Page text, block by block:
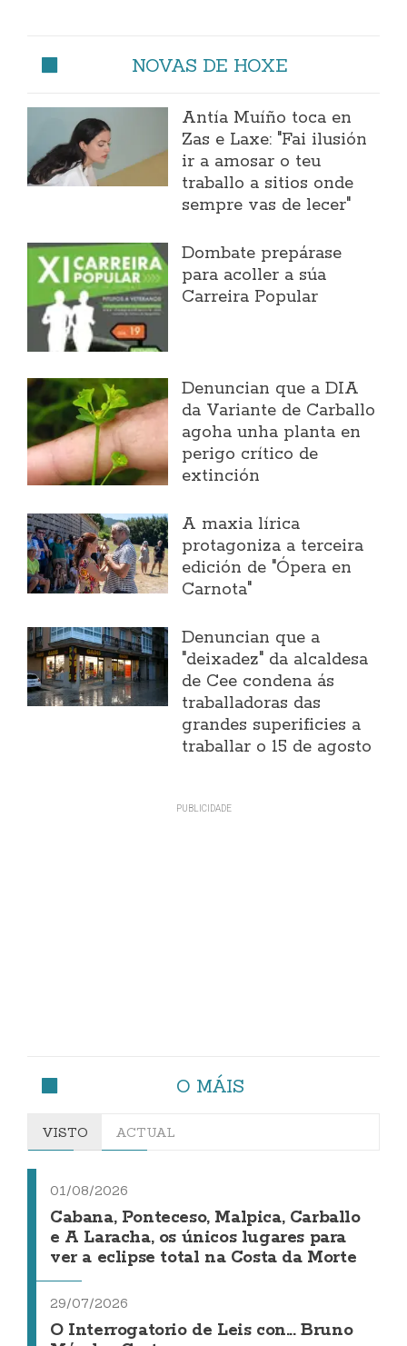
NOVAS DE HOXE
Antía Muíño toca en
Zas e Laxe: "Fai ilusión
ir a amosar o teu
traballo a sitios onde
sempre vas de lecer"
Dombate prepárase
para acoller a súa
Carreira Popular
Denuncian que a DIA
da Variante de Carballo
agoha unha planta en
perigo crítico de
extinción
A maxia lírica
protagoniza a terceira
edición de "Ópera en
Carnota"
Denuncian que a
"deixadez" da alcaldesa
de Cee condena ás
traballadoras das
grandes superificies a
traballar o 15 de agosto
O MÁIS
VISTO ACTUAL
01/08/2026
Cabana, Ponteceso, Malpica, Carballo
e A Laracha, os únicos lugares para
ver a eclipse total na Costa da Morte
29/07/2026
O Interrogatorio de Leis con... Bruno